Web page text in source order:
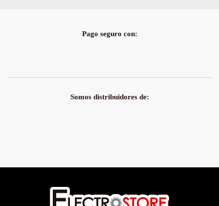
Pago seguro con:
Somos distribuidores de: